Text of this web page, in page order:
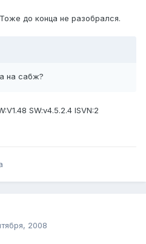
до конца не разобрался.
на сабж?
SW:v4.5.2.4 ISVN:2
2008